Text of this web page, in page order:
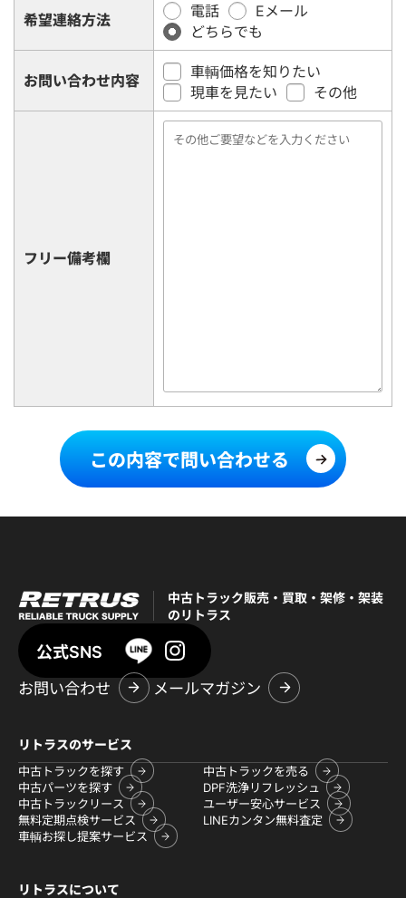
希望連絡方法
電話
Eメール
どちらでも
お問い合わせ内容
車輌価格を知りたい
現車を見たい
その他
フリー備考欄
この内容で問い合わせる
中古トラック販売・買取・架修・架装
のリトラス
公式SNS
お問い合わせ
メールマガジン
リトラスのサービス
中古トラックを探す
中古トラックを売る
中古パーツを探す
DPF洗浄リフレッシュ
中古トラックリース
ユーザー安心サービス
無料定期点検サービス
LINEカンタン無料査定
車輌お探し提案サービス
リトラスについて